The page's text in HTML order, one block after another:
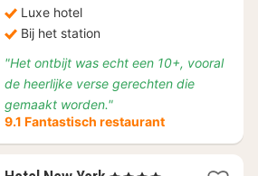
Luxe hotel
Bij het station
"Het ontbijt was echt een 10+, vooral
de heerlijke verse gerechten die
gemaakt worden."
9.1 Fantastisch restaurant